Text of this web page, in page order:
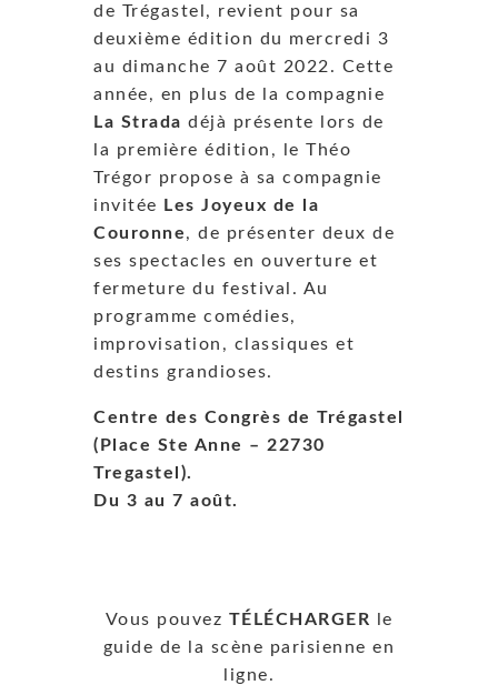
de Trégastel, revient pour sa
deuxième édition du mercredi 3
au dimanche 7 août 2022. Cette
année, en plus de la compagnie
La Strada déjà présente lors de
la première édition, le Théo
Trégor propose à sa compagnie
invitée Les Joyeux de la
Couronne, de présenter deux de
ses spectacles en ouverture et
fermeture du festival. Au
programme comédies,
improvisation, classiques et
destins grandioses.
Centre des Congrès de Trégastel
(Place Ste Anne – 22730
Tregastel).
Du 3 au 7 août.
Vous pouvez TÉLÉCHARGER le
guide de la scène parisienne en
ligne.